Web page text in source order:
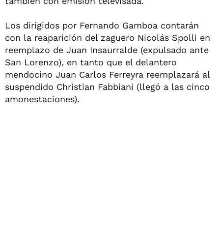
Los dirigidos por Fernando Gamboa contarán
con la reaparición del zaguero Nicolás Spolli en
reemplazo de Juan Insaurralde (expulsado ante
San Lorenzo), en tanto que el delantero
mendocino Juan Carlos Ferreyra reemplazará al
suspendido Christian Fabbiani (llegó a las cinco
amonestaciones).